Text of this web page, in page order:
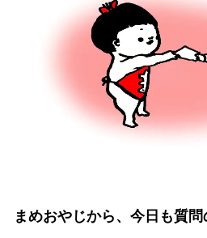
まめおやじから、今日も質